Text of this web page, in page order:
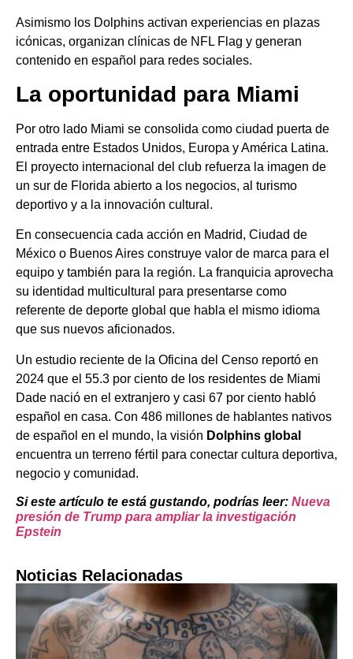
Asimismo los Dolphins activan experiencias en plazas
icónicas, organizan clínicas de NFL Flag y generan
contenido en español para redes sociales.
La oportunidad para Miami
Por otro lado Miami se consolida como ciudad puerta de
entrada entre Estados Unidos, Europa y América Latina.
El proyecto internacional del club refuerza la imagen de
un sur de Florida abierto a los negocios, al turismo
deportivo y a la innovación cultural.
En consecuencia cada acción en Madrid, Ciudad de
México o Buenos Aires construye valor de marca para el
equipo y también para la región. La franquicia aprovecha
su identidad multicultural para presentarse como
referente de deporte global que habla el mismo idioma
que sus nuevos aficionados.
Un estudio reciente de la Oficina del Censo reportó en
2024 que el 55.3 por ciento de los residentes de Miami
Dade nació en el extranjero y casi 67 por ciento habló
español en casa. Con 486 millones de hablantes nativos
de español en el mundo, la visión Dolphins global
encuentra un terreno fértil para conectar cultura deportiva,
negocio y comunidad.
Si este artículo te está gustando, podrías leer: Nueva
presión de Trump para ampliar la investigación
Epstein
Noticias Relacionadas